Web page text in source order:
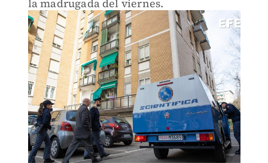
la madrugada del viernes.